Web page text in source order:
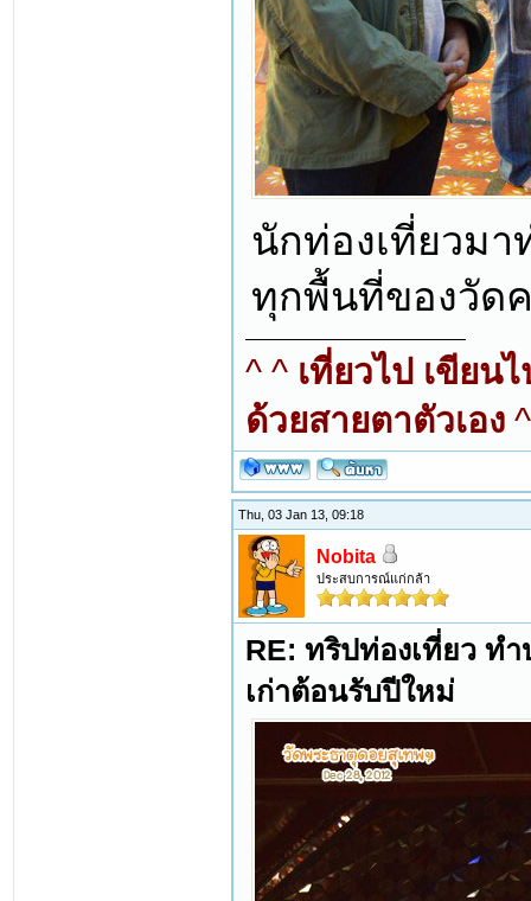
นักท่องเที่ยวม
ทุกพื้นที่ของวัด
^ ^ เที่ยวไป เขียน
ด้วยสายตาตัวเอง
Thu, 03 Jan 13, 09:18
Nobita
ประสบการณ์แก่กล้า
RE: ทริปท่องเที่ยว ท
เก่าต้อนรับปีใหม่